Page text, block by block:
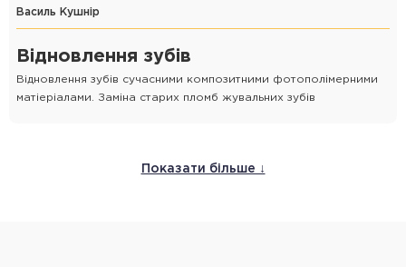
Василь Кушнір
Відновлення зубів
Відновлення зубів сучасними композитними фотополімерними
матіеріалами. Заміна старих пломб жувальних зубів
Показати більше ↓